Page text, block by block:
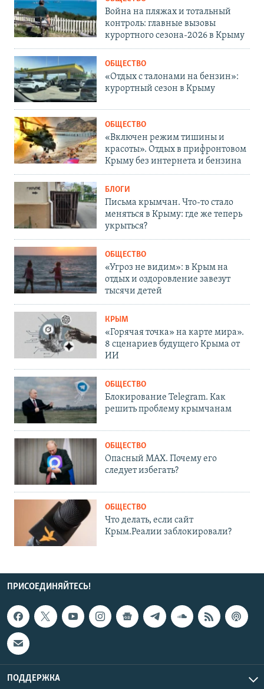
Война на пляжах и тотальный
контроль: главные вызовы
курортного сезона-2026 в Крыму
ОБЩЕСТВО
«Отдых с талонами на бензин»:
курортный сезон в Крыму
ОБЩЕСТВО
«Включен режим тишины и
красоты». Отдых в прифронтовом
Крыму без интернета и бензина
БЛОГИ
Письма крымчан. Что-то стало
меняться в Крыму: где же теперь
укрыться?
ОБЩЕСТВО
«Угроз не видим»: в Крым на
отдых и оздоровление завезут
тысячи детей
КРЫМ
«Горячая точка» на карте мира».
8 сценариев будущего Крыма от
ИИ
ОБЩЕСТВО
Блокирование Telegram. Как
решить проблему крымчанам
ОБЩЕСТВО
Опасный MAX. Почему его
следует избегать?
ОБЩЕСТВО
Что делать, если сайт
Крым.Реалии заблокировали?
ПРИСОЕДИНЯЙТЕСЬ!
ПОДДЕРЖКА